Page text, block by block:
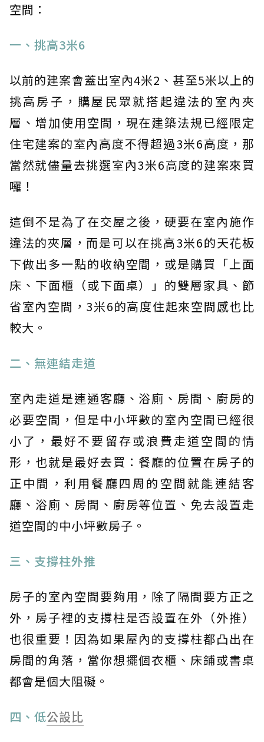
空間：
一、挑高3米6
以前的建案會蓋出室內4米2、甚至5米以上的
挑高房子，購屋民眾就搭起違法的室內夾
層、增加使用空間，現在建築法規已經限定
住宅建案的室內高度不得超過3米6高度，那
當然就儘量去挑選室內3米6高度的建案來買
囉！
這倒不是為了在交屋之後，硬要在室內施作
違法的夾層，而是可以在挑高3米6的天花板
下做出多一點的收納空間，或是購買「上面
床、下面櫃（或下面桌）」的雙層家具、節
省室內空間，3米6的高度住起來空間感也比
較大。
二、無連結走道
室內走道是連通客廳、浴廁、房間、廚房的
必要空間，但是中小坪數的室內空間已經很
小了，最好不要留存或浪費走道空間的情
形，也就是最好去買：餐廳的位置在房子的
正中間，利用餐廳四周的空間就能連結客
廳、浴廁、房間、廚房等位置、免去設置走
道空間的中小坪數房子。
三、支撐柱外推
房子的室內空間要夠用，除了隔間要方正之
外，房子裡的支撐柱是否設置在外（外推）
也很重要！因為如果屋內的支撐柱都凸出在
房間的角落，當你想擺個衣櫃、床鋪或書桌
都會是個大阻礙。
四、低公設比